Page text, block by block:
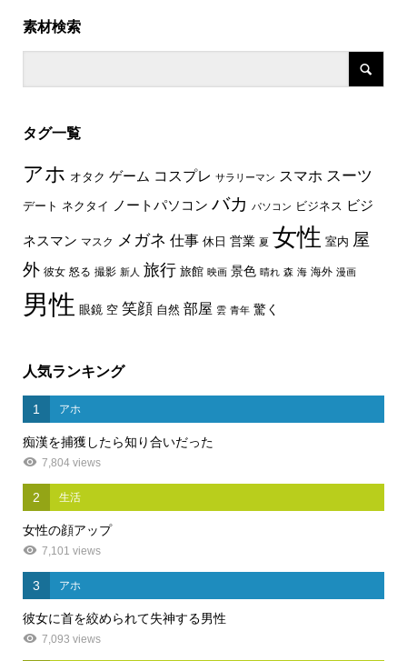
素材検索
タグ一覧
アホ オタク ゲーム コスプレ サラリーマン スマホ スーツ
デート ネクタイ ノートパソコン バカ パソコン ビジネス ビジ
ネスマン マスク メガネ 仕事 休日 営業 夏 女性 室内 屋
外 彼女 怒る 撮影 新人 旅行 旅館 映画 景色 晴れ 森 海 海外 漫画
男性 眼鏡 空 笑顔 自然 部屋 雲 青年 驚く
人気ランキング
1 アホ
痴漢を捕獲したら知り合いだった
7,804 views
2 生活
女性の顔アップ
7,101 views
3 アホ
彼女に首を絞められて失神する男性
7,093 views